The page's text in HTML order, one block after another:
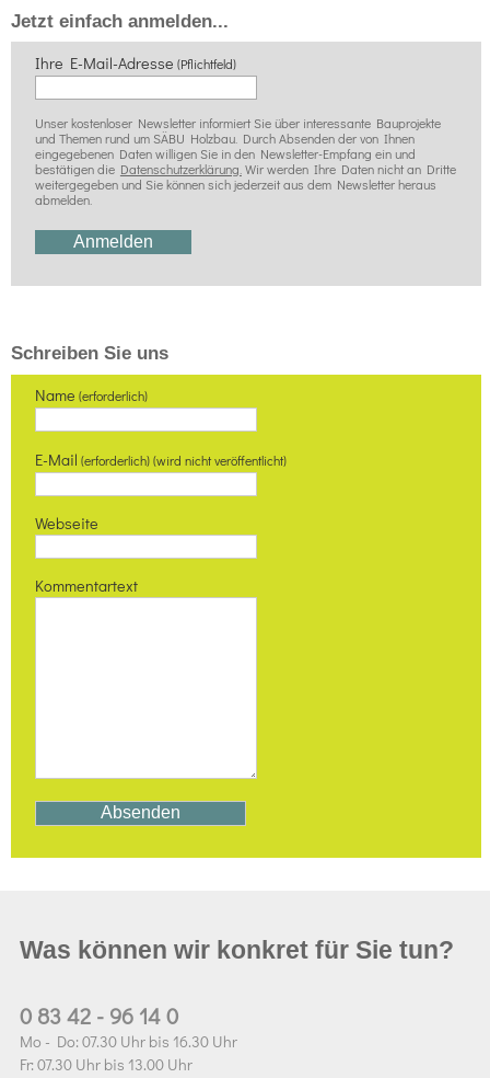
Jetzt einfach anmelden...
Ihre E-Mail-Adresse (Pflichtfeld)
Unser kostenloser Newsletter informiert Sie über interessante Bauprojekte
und Themen rund um SÄBU Holzbau. Durch Absenden der von Ihnen
eingegebenen Daten willigen Sie in den Newsletter-Empfang ein und
bestätigen die Datenschutzerklärung.Wir werden Ihre Daten nicht an Dritte
weitergegeben und Sie können sich jederzeit aus dem Newsletter heraus
abmelden.
Schreiben Sie uns
Name (erforderlich)
E-Mail (erforderlich) (wird nicht veröffentlicht)
Webseite
Kommentartext
Was können wir konkret für Sie tun?
0 83 42 - 96 14 0
Mo - Do: 07.30 Uhr bis 16.30 Uhr
Fr: 07.30 Uhr bis 13.00 Uhr